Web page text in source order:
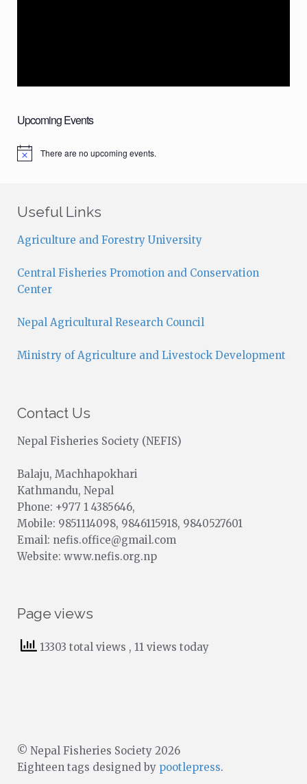
Upcoming Events
N
e
There are no upcoming events.
Useful Links
Agriculture and Forestry University
Central Fisheries Promotion and Conservation
Center
Nepal Agricultural Research Council
Ministry of Agriculture and Livestock Development
Contact Us
Nepal Fisheries Society (NEFIS)
Balaju, Machhapokhari
Kathmandu, Nepal
Phone: +977 1 4385646,
Mobile: 9851114098, 9846115918, 9840527601
Email: nefis.office@gmail.com
Website: www.nefis.org.np
Page views
13303 total views , 11 views today
© Nepal Fisheries Society 2026
Eighteen tags designed by pootlepress.